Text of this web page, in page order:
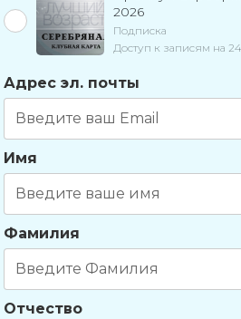
2026
Подписка
Доступ к записям на 24
Адрес эл. почты
Имя
Фамилия
Отчество